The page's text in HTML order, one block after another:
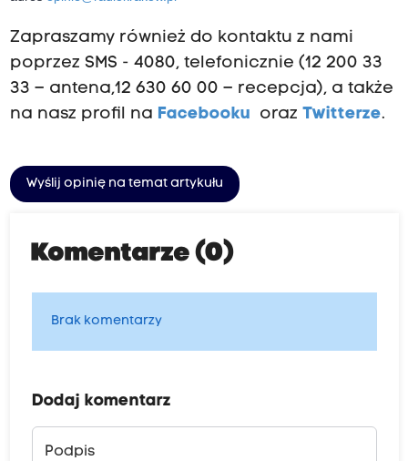
Zapraszamy również do kontaktu z nami
poprzez SMS - 4080, telefonicznie (12 200 33
33 – antena,12 630 60 00 – recepcja), a także
na nasz profil na Facebooku oraz Twitterze.
Wyślij opinię na temat artykułu
Komentarze (0)
Brak komentarzy
Dodaj komentarz
Podpis